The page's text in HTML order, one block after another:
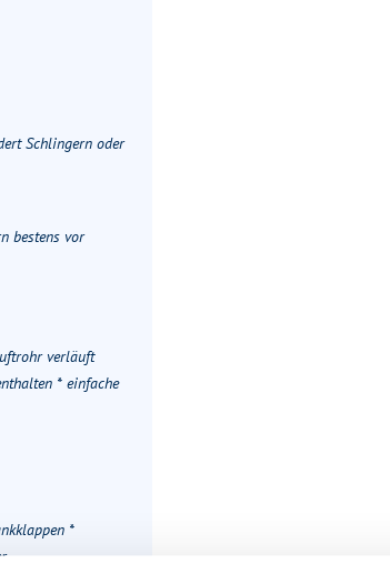
Schlingern oder
bestens vor
verläuft
* einfache
*